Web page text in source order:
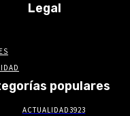
Legal
populares
ACTUALIDAD3923